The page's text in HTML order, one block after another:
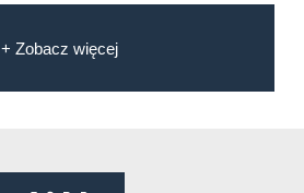
+ Zobacz więcej